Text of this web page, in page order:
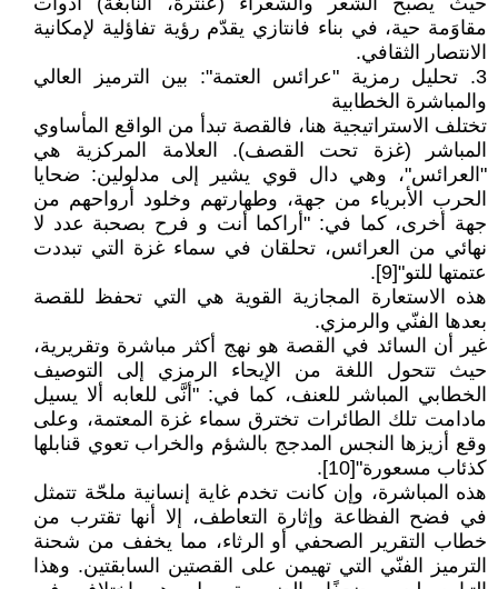
مقاوَمة حية، في بناء فانتازي يقدّم رؤية تفاؤلية لإمكانية
الانتصار الثقافي.
3. تحليل رمزية "عرائس العتمة": بين الترميز العالي
والمباشرة الخطابية
تختلف الاستراتيجية هنا، فالقصة تبدأ من الواقع المأساوي
المباشر (غزة تحت القصف). العلامة المركزية هي
"العرائس"، وهي دال قوي يشير إلى مدلولين: ضحايا
الحرب الأبرياء من جهة، وطهارتهم وخلود أرواحهم من
جهة أخرى، كما في: "أراكما أنت و فرح بصحبة عدد لا
نهائي من العرائس، تحلقان في سماء غزة التي تبددت
عتمتها للتو"[9].
هذه الاستعارة المجازية القوية هي التي تحفظ للقصة
بعدها الفنّي والرمزي.
غير أن السائد في القصة هو نهج أكثر مباشرة وتقريرية،
حيث تتحول اللغة من الإيحاء الرمزي إلى التوصيف
الخطابي المباشر للعنف، كما في: "أنَّى للعابه ألا يسيل
مادامت تلك الطائرات تخترق سماء غزة المعتمة، وعلى
وقع أزيزها النجس المدجج بالشؤم والخراب تعوي قنابلها
كذئاب مسعورة"[10].
هذه المباشرة، وإن كانت تخدم غاية إنسانية ملحّة تتمثل
في فضح الفظاعة وإثارة التعاطف، إلا أنها تقترب من
خطاب التقرير الصحفي أو الرثاء، مما يخفف من شحنة
الترميز الفنّي التي تهيمن على القصتين السابقتين. وهذا